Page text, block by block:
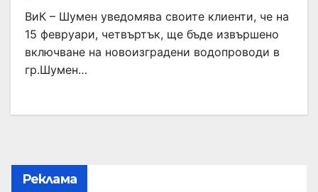
ВиК – Шумен уведомява своите клиенти, че на
15 февруари, четвъртък, ще бъде извършено
включване на новоизградени водопроводи в
гр.Шумен…
Реклама